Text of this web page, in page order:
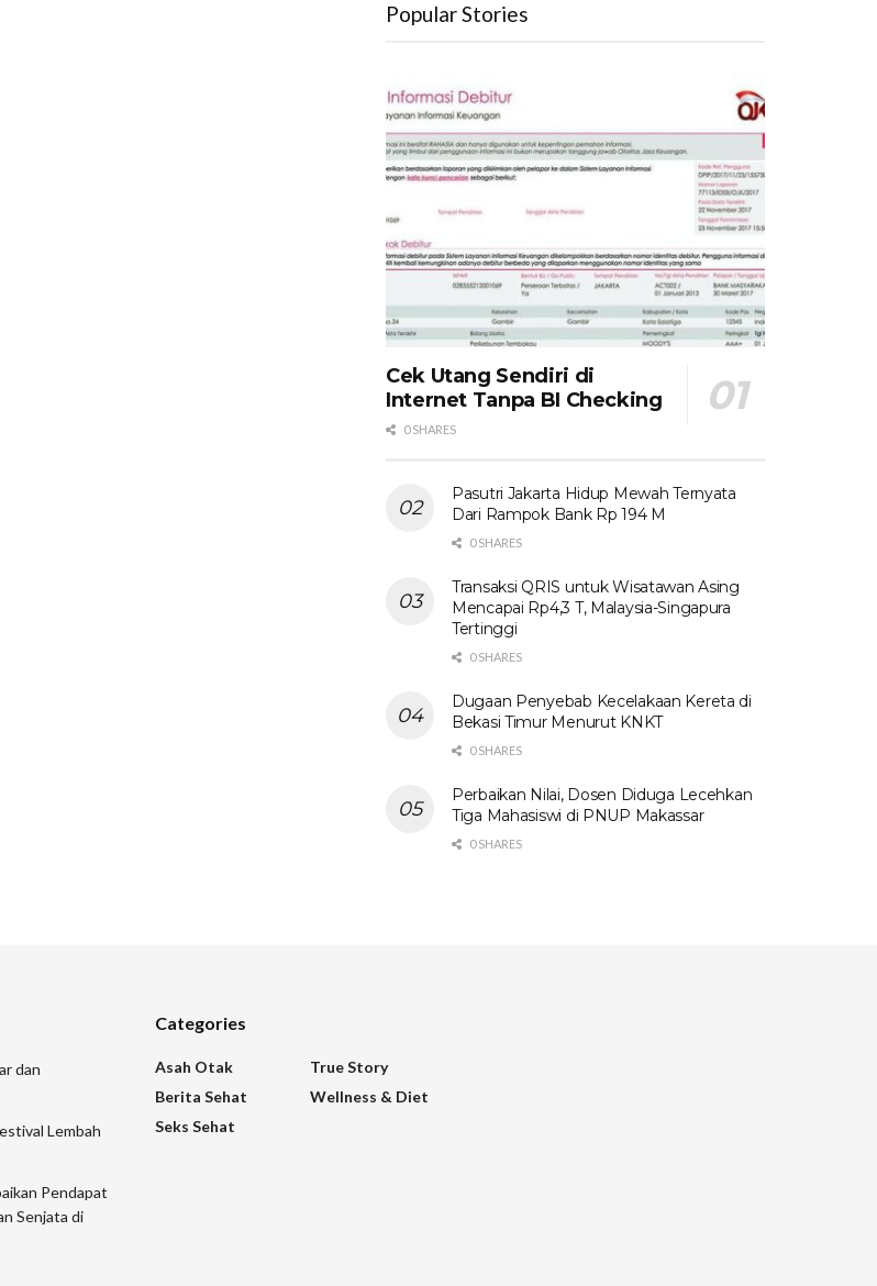
Popular Stories
Cek Utang Sendiri di
Internet Tanpa BI Checking
0 SHARES
Pasutri Jakarta Hidup Mewah Ternyata
Dari Rampok Bank Rp 194 M
0 SHARES
Transaksi QRIS untuk Wisatawan Asing
Mencapai Rp4,3 T, Malaysia-Singapura
Tertinggi
0 SHARES
Dugaan Penyebab Kecelakaan Kereta di
Bekasi Timur Menurut KNKT
0 SHARES
Perbaikan Nilai, Dosen Diduga Lecehkan
Tiga Mahasiswi di PNUP Makassar
0 SHARES
dan
Lembah
Pendapat
Senjata di
Categories
Asah Otak
Berita Sehat
Seks Sehat
True Story
Wellness & Diet